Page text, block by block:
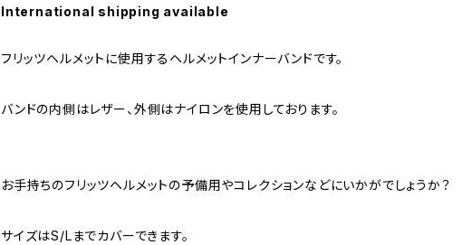
International shipping available
フリッツヘルメットに使用するヘルメットインナーバンドです。
バンドの内側はレザー、外側はナイロンを使用しております。
お手持ちのフリッツヘルメットの予備用やコレクションなどにいかがでしょうか？
サイズはS/Lまでカバーできます。